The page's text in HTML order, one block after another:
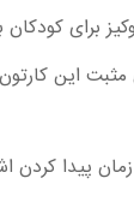
مثبت این
پیدا کردن